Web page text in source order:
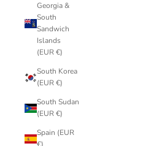
Georgia &
South
Sandwich
Islands
(EUR €)
South Korea
(EUR €)
South Sudan
(EUR €)
Spain (EUR